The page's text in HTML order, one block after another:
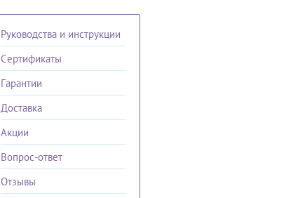
Руководства и инструкции
Сертификаты
Гарантии
Доставка
Акции
Вопрос-ответ
Отзывы